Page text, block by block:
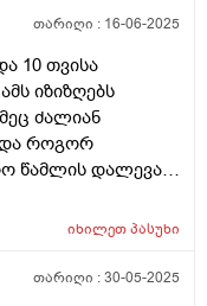
და დაიწყო ჭამა,
კიდევ
მივეცი
რომ
მარწმუნებს
მეტყვით?
თარიღი : 16-06-2025
10 თვისა
იზიზღებს
ძალიან
და როგორ
წამლის დალევას
იხილეთპასუხი
თარიღი :30-05-2025